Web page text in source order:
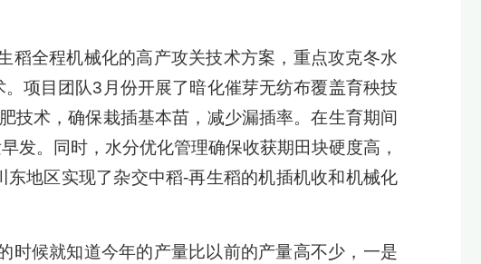
稻全程机械化的高产攻关技术方案，重点攻克冬水
项目团队3月份开展了暗化催芽无纺布覆盖育秧技
技术，确保栽插基本苗，减少漏插率。在生育期间
发。同时，水分优化管理确保收获期田块硬度高，
地区实现了杂交中稻-再生稻的机插机收和机械化
时候就知道今年的产量比以前的产量高不少，一是